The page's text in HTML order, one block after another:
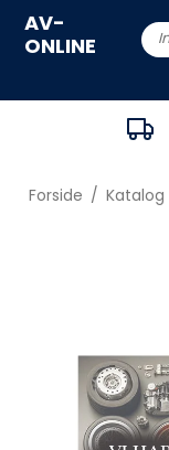
AV-
ONLINE
Forside / Katalog